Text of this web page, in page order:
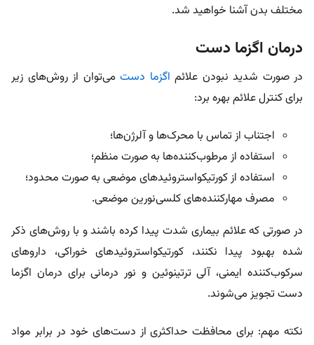
مختلف بدن آشنا خواهید شد.
درمان اگزما دست
در صورت شدید نبودن علائم اگزما دست می‌توان از روش‌های زیر
برای کنترل علائم بهره برد:
اجتناب از تماس با محرک‌ها و آلرژن‌ها؛
استفاده از مرطوب‌کننده‌ها به صورت منظم؛
استفاده از کورتیکواستروئیدهای موضعی به صورت محدود؛
مصرف مهارکننده‌های کلسی‌نورین موضعی.
در صورتی که علائم بیماری شدت پیدا کرده باشند و با روش‌های ذکر
شده بهبود پیدا نکنند، کورتیکواستروئیدهای خوراکی، داروهای
سرکوب‌کننده‌ ایمنی، آلی ترتینوئین و نور درمانی برای درمان اگزما
دست تجویز می‌شوند.
نکته مهم: برای محافظت حداکثری از دست‌های خود در برابر مواد